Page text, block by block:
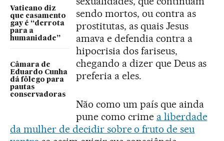
Vaticano diz
que casamento
gay é “derrota
para a
humanidade”
Câmara de
Eduardo Cunha
dá fôlego para
pautas
conservadoras
sendo mortos, ou contra as
prostitutas, as quais Jesus
amava e defendia contra a
hipocrisia dos fariseus,
chegando a dizer que Deus as
preferia a eles.
Não como um país que ainda
pune como crime a liberdade
da mulher de decidir sobre o fruto de seu